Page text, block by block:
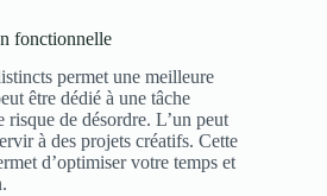
fonctionnelle
permet une meilleure
être dédié à une tâche
de désordre. L’un peut
à des projets créatifs. Cette
d’optimiser votre temps et